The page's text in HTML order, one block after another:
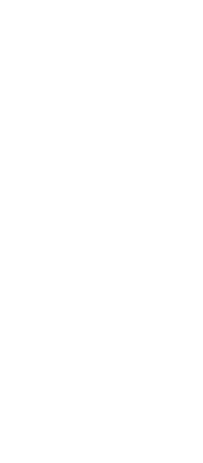
亿元！全球能源乱局
制氢氨醇、可控核聚变等
候治理，推进绿证绿电
显著增长，2035年比